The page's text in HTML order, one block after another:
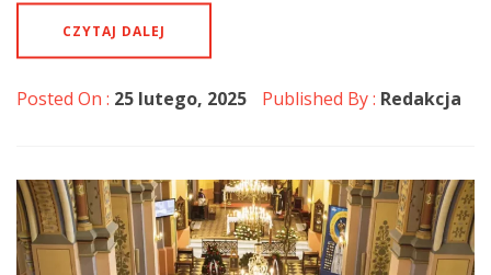
CZYTAJ DALEJ
Posted On : 25 lutego, 2025 Published By : Redakcja